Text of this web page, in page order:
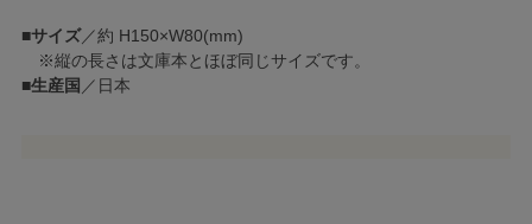
■サイズ／約 H150×W80(mm)
※縦の長さは文庫本とほぼ同じサイズです。
■生産国 ／日本